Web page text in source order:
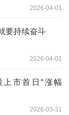
2026-04-01
要持续奋斗
2026-04-01
市首日“涨幅
2026-03-31